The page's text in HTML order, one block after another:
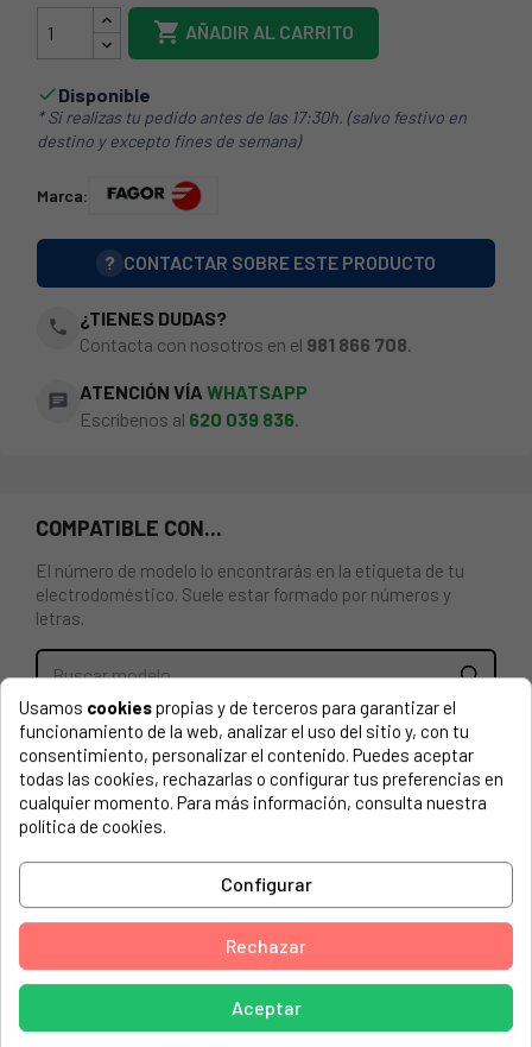
 AÑADIR AL CARRITO
Disponible
* Si realizas tu pedido antes de las 17:30h. (salvo festivo en
destino y excepto fines de semana)
Marca:
? CONTACTAR SOBRE ESTE PRODUCTO
phone
¿TIENES DUDAS?
Contacta con nosotros en el 981 866 708.
chat ATENCIÓN VÍA WHATSAPP
Escríbenos al 620 039 836
COMPATIBLE CON...
El número de modelo lo encontrarás en la etiqueta de tu
electrodoméstico. Suele estar formado por números y
letras.
Resistencia descarche frigorífico Fagor FP2E007C5. Pieza
de reparación que evita que se formen placas de hielo en la
nevera.
ASPES, 4FAC-495INNF 904022775
ASPES, 4FAC-495NF 904022766
ASPES, 5FAC-495INNF 904022837
ASPES, 5FAC-495NF 904022828
ASPES, 6FAC-495INNF 904022882
ASPES, 6FAC-495NF 904022873
Usamos cookiespropias y de terceros para garantizar el
funcionamiento de la web, analizar el uso del sitio y, con tu
consentimiento, personalizar el contenido. Puedes aceptar
todas las cookies, rechazarlas o configurar tus preferencias en
cualquier momento. Para más información, consulta nuestra
política de cookies.
Configurar
Rechazar
Aceptar